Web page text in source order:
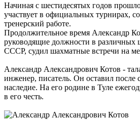
Начиная с шестидесятых годов
участвует в официальных турнирах,
тренерский работе.
Продолжительное время Александр
руководящие должности в различных
СССР, судил шахматные встречи на
Александр Александрович Котов -
инженер, писатель. Он оставил после
наследие. На его родине в Туле
в его честь.